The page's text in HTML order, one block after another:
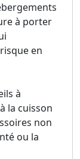
à porter
en
à
la cuisson
non
ou la